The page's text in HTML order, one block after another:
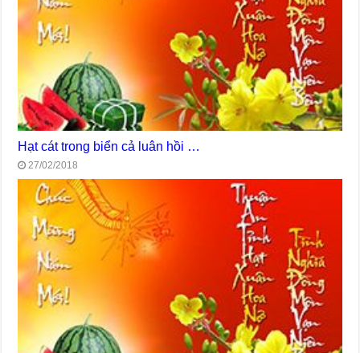
Hạt cát trong biển cả luân hồi …
27/02/2018